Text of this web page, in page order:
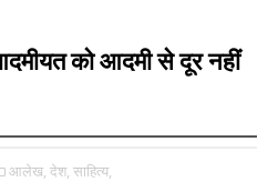
को आदमी से दूर नहीं
आलेख, देश, साहित्य,